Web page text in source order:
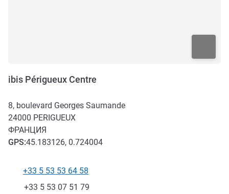
ibis Périgueux Centre
8, boulevard Georges Saumande
24000 PERIGUEUX
ФРАНЦИЯ
GPS:45.183126, 0.724004
Телефон
+33 5 53 53 64 58
Факс
+33 5 53 07 51 79